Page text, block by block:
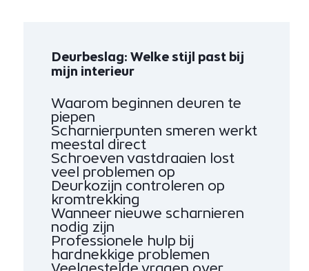
Deurbeslag: Welke stijl past bij
mijn interieur
Waarom beginnen deuren te
piepen
Scharnierpunten smeren werkt
meestal direct
Schroeven vastdraaien lost
veel problemen op
Deurkozijn controleren op
kromtrekking
Wanneer nieuwe scharnieren
nodig zijn
Professionele hulp bij
hardnekkige problemen